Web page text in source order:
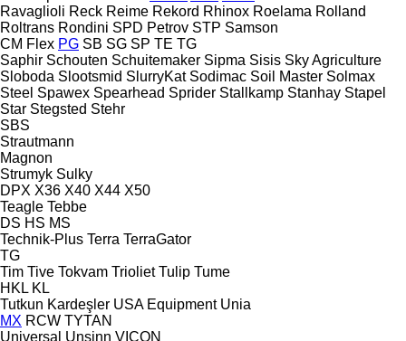
Ravaglioli Reck Reime Rekord Rhinox Roelama Rolland
Roltrans Rondini SPD Petrov STP Samson
CM Flex PG SB SG SP TE TG
Saphir Schouten Schuitemaker Sipma Sisis Sky Agriculture
Sloboda Slootsmid SlurryKat Sodimac Soil Master Solmax
Steel Spawex Spearhead Sprider Stallkamp Stanhay Stapel
Star Stegsted Stehr
SBS
Strautmann
Magnon
Strumyk Sulky
DPX X36 X40 X44 X50
Teagle Tebbe
DS HS MS
Technik-Plus Terra TerraGator
TG
Tim Tive Tokvam Trioliet Tulip Tume
HKL KL
Tutkun Kardeşler USA Equipment Unia
MX RCW TYTAN
Universal Unsinn VICON